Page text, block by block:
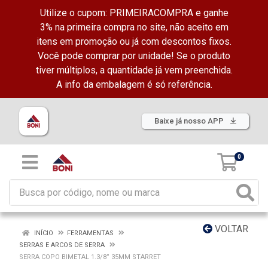
Utilize o cupom: PRIMEIRACOMPRA e ganhe
3% na primeira compra no site, não aceito em
itens em promoção ou já com descontos fixos.
Você pode comprar por unidade! Se o produto
tiver múltiplos, a quantidade já vem preenchida.
A info da embalagem é só referência.
Baixe já nosso APP
0
VOLTAR
INÍCIO
FERRAMENTAS
SERRAS E ARCOS DE SERRA
SERRA COPO BIMETAL 1.3/8” 35MM STARRET